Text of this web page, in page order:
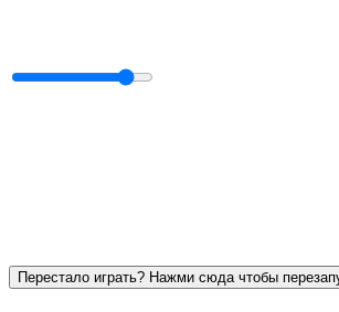
Перестало играть? Нажми сюда чтобы